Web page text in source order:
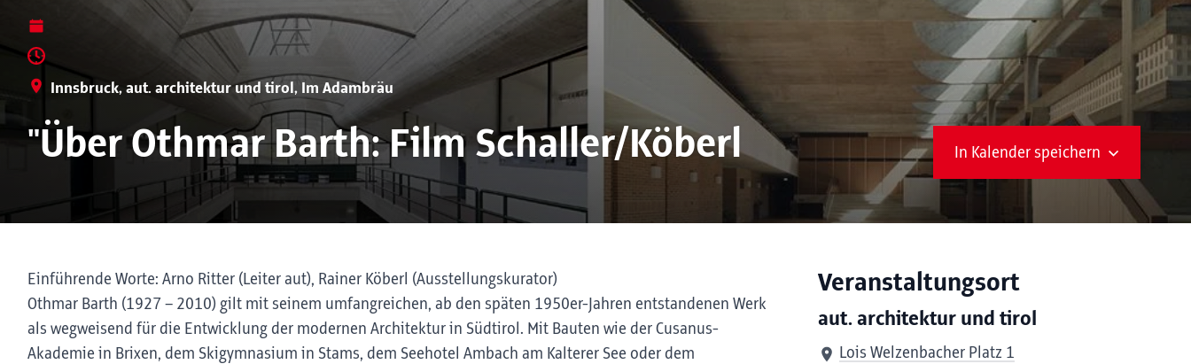
Innsbruck, aut. architektur und tirol, Im Adambräu
"Über Othmar Barth: Film Schaller/Köberl In Kalender speichern
Einführende Worte: Arno Ritter (Leiter aut), Rainer Köberl (Ausstellungskurator)
Othmar Barth (1927 – 2010) gilt mit seinem umfangreichen, ab den späten 1950er-Jahren entstandenen Werk
als wegweisend für die Entwicklung der modernen Architektur in Südtirol. Mit Bauten wie der Cusanus-
Akademie in Brixen, dem Skigymnasium in Stams, dem Seehotel Ambach am Kalterer See oder dem
Veranstaltungsort
aut. architektur und tirol
Lois Welzenbacher Platz 1